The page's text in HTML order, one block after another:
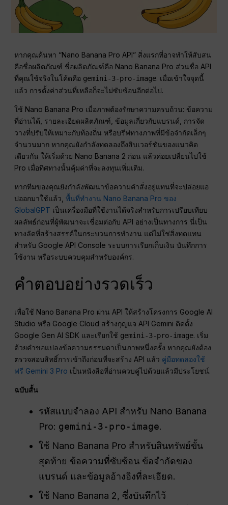
หากคุณค้นหา “Nano Banana Pro API” สิ่งแรกที่อาจทำให้สับสน
คือชื่อผลิตภัณฑ์ ชื่อผลิตภัณฑ์คือ Nano Banana Pro ส่วนชื่อ API
ที่คุณใช้จริงในโค้ดคือ gemini-3-pro-image. เมื่อเข้าใจจุดนี้
แล้ว การตั้งค่าส่วนที่เหลือก็จะไม่ซับซ้อนอีกต่อไป.
ใช้ Nano Banana Pro เมื่อภาพต้องรักษาความครบถ้วน: ข้อความ
ที่อ่านได้, รายละเอียดผลิตภัณฑ์, ข้อมูลเกี่ยวกับแบรนด์, การจัด
วางที่ปรับให้เหมาะกับท้องถิ่น หรือบรีฟทางภาพที่มีข้อจำกัดเล็กๆ
จำนวนมาก หากคุณยังกำลังทดลองถึงสิบเวอร์ชันของแนวคิด
เดียวกัน ให้เริ่มด้วย Nano Banana 2 ก่อน แล้วค่อยเปลี่ยนไปใช้
Pro เมื่อทิศทางนั้นคุ้มค่าที่จะลงทุนเพิ่มเติม.
หากทีมของคุณยังกำลังพัฒนาข้อความคำสั่งอยู่แทนที่จะปล่อยแอ
ปออกมาใช้แล้ว,พื้นที่ทำงาน Nano Banana Pro ของ
GlobalGPT เป็นเครื่องมือที่ใช้งานได้จริงสำหรับการเปรียบเทียบ
ผลลัพธ์ก่อนที่ผู้พัฒนาจะเชื่อมต่อกับ API อย่างเป็นทางการ นี่เป็น
ทางลัดที่สร้างสรรค์ในกระบวนการทำงาน แต่ไม่ใช่สิ่งทดแทน
สำหรับ Google API Console ระบบการเรียกเก็บเงิน บันทึกการ
ใช้งาน หรือระบบควบคุมสำหรับองค์กร.
คำตอบอย่างรวดเร็ว
เพื่อใช้ Nano Banana Pro ผ่าน API ให้สร้างโครงการ Google AI
Studio หรือ Google Cloud สร้างกุญแจ API Gemini ติดตั้ง
Google Gen AI SDK และเรียกใช้ gemini-3-pro-image. เริ่ม
ด้วยคำขอแปลงข้อความธรรมดาเป็นภาพหนึ่งครั้ง หากคุณยังต้อง
ตรวจสอบสิทธิ์การเข้าถึงก่อนที่จะสร้าง API แล้ว คู่มือทดลองใช้
ฟรี Gemini 3 Pro เป็นหนังสือที่อ่านควบคู่ไปด้วยแล้วมีประโยชน์.
ฉบับสั้น
รหัสแบบจำลอง API สำหรับ Nano Banana
Pro: gemini-3-pro-image.
ใช้ Nano Banana Pro สำหรับสินทรัพย์ขั้น
สุดท้าย ข้อความที่ซับซ้อน ข้อจำกัดของ
แบรนด์ และข้อมูลอ้างอิงที่ละเอียด.
ใช้ Nano Banana 2, ซึ่งบันทึกไว้